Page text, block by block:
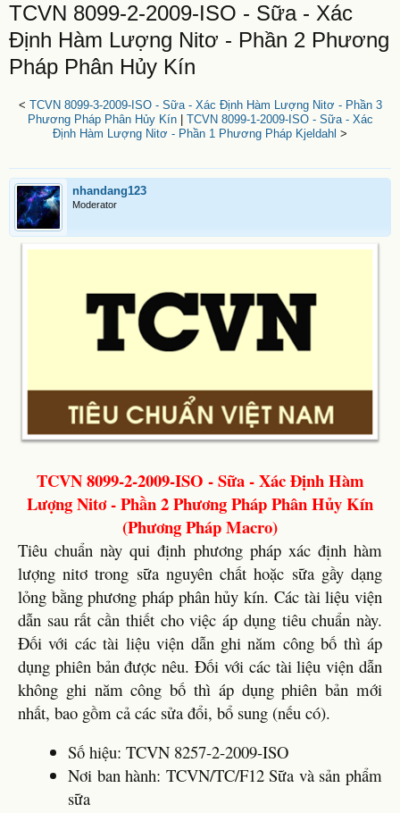
TCVN 8099-2-2009-ISO - Sữa - Xác
Định Hàm Lượng Nitơ - Phần 2 Phương
Pháp Phân Hủy Kín
< TCVN 8099-3-2009-ISO - Sữa - Xác Định Hàm Lượng Nitơ - Phần 3
Phương Pháp Phân Hủy Kín| TCVN 8099-1-2009-ISO - Sữa - Xác
Định Hàm Lượng Nitơ - Phần 1 Phương Pháp Kjeldahl >
nhandang123
Moderator
TCVN 8099-2-2009-ISO - Sữa - Xác Định Hàm
Lượng Nitơ - Phần 2 Phương Pháp Phân Hủy Kín
(Phương Pháp Macro)
Tiêu chuẩn này qui định phương pháp xác định hàm
lượng nitơ trong sữa nguyên chất hoặc sữa gầy dạng
lỏng bằng phương pháp phân hủy kín. Các tài liệu viện
dẫn sau rất cần thiết cho việc áp dụng tiêu chuẩn này.
Đối với các tài liệu viện dẫn ghi năm công bố thì áp
dụng phiên bản được nêu. Đối với các tài liệu viện dẫn
không ghi năm công bố thì áp dụng phiên bản mới
nhất, bao gồm cả các sửa đổi, bổ sung (nếu có).
Số hiệu: TCVN 8257-2-2009-ISO
Nơi ban hành: TCVN/TC/F12 Sữa và sản phẩm
sữa